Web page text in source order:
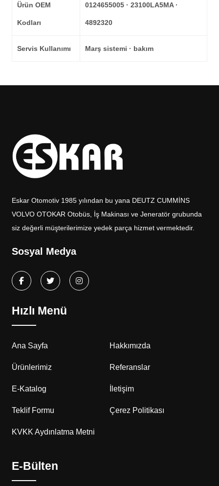
Ürün OEM
Kodları
0124655005 · 23100LA5MA ·
4892320
Servis Kullanımı Marş sistemi · bakım
Eskar Otomotiv 1985 yılından bu yana DEUTZ CUMMİNS
VOLVO OTOKAR Otobüs, İş Makinası ve Jeneratör grubunda
siz değerli müşterilerimize yedek parça hizmet vermektedir.
Sosyal Medya
Hızlı Menü
Ana Sayfa Hakkımızda
Ürünlerimiz Referanslar
E-Katalog İletişim
Teklif Formu Çerez Politikası
KVKK Aydınlatma Metni
E-Bülten